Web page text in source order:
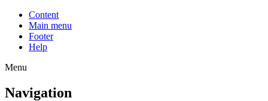
Content
Main menu
Footer
Help
Menu
Navigation